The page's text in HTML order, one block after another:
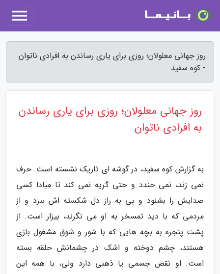
روز جهانی معلولان؛ روزی برای یاری رساندن به افرادی ناتوان
- کوه سفید
روز جهانی معلولان؛ روزی برای یاری رساندن
به افرادی ناتوان
به گزارش کوه سفید، در گوشه ای تاریک نشسته است. حرف
نمی زند، نمی خندد و حتی گریه نمی کند تا مبادا کسی
صدایش را بشنود و پی به راز دل شکسته اش ببرد و از
مردمی که با دید تمسخر به او می نگرند، بیزار است. از
پشت پنجره به بچه هایی که با شور و شوق مشغول بازی
هستند، چشم دوخته و اشک در چشمانش حلقه بسته
است. او نقص جسمی یا ذهنی دارد ولی، با همه این